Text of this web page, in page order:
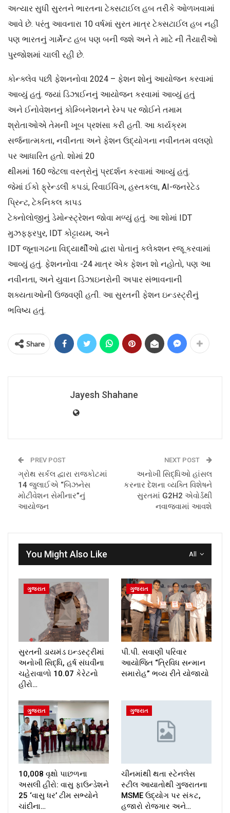
અત્યાર સુધી સુરતને ભારતના ટેક્સટાઈલ હબ તરીકે ઓળખવામાં
આવે છે. પરંતુ આવનારા 10 વર્ષમાં સુરત માત્ર ટેક્સટાઈલ હબ નહીં
પણ ભારતનું ગાર્મેન્ટ હબ પણ બની જશે અને તે માટે ની તૈયારીઓ
પુરજોશમાં ચાલી રહી છે.
કોન્ક્લેવ પછી ફેશનનોવા 2024 – ફેશન શોનું આયોજન કરવામાં
આવ્યું હતું. જ્યાં ડિઝાઈનનું આયોજન કરવામાં આવ્યું હતું
અને ઈનોવેશનનું કોમ્બિનેશનને રેમ્પ પર જોઈને તમામ
શ્રોતાઓએ તેમની ખૂબ પ્રશંસા કરી હતી. આ કાર્યક્રમ
સર્જનાત્મકતા, નવીનતા અને ફેશન ઉદ્યોગના નવીનતમ વલણો
પર આધારિત હતો. શોમાં 20
થીમમાં 160 જેટલા વસ્ત્રોનું પ્રદર્શન કરવામાં આવ્યું હતું.
જેમાં ઈકો ફ્રેન્ડલી કપડાં, રિવાઈવિંગ, હસ્તકલા, AI-જનરેટેડ
પ્રિન્ટ, ટેકનિકલ કાપડ
ટેક્નોલોજીનું ડેમોન્સ્ટ્રેશન જોવા મળ્યું હતું. આ શોમાં IDT
મુઝફ્ફરપુર, IDT કોટ્ટાયમ, અને
IDT જૂનાગઢના વિદ્યાર્થીઓ દ્વારા પોતાનું કલેક્શન રજૂ કરવામાં
આવ્યું હતું. ફેશનનોવા -24 માત્ર એક ફેશન શો નહોતો, પણ આ
નવીનતા, અને યુવાન ડિઝાઇનરોની અપાર સંભાવનાની
શક્યતાઓની ઉજવણી હતી. આ સુરતની ફેશન ઇન્ડસ્ટ્રીનું
ભવિષ્ય હતું.
Share
Jayesh Shahane
PREV POST
ગ્રોથ સર્કલ દ્વારા રાજકોટમાં
14 જુલાઈએ “બિઝનેસ
મોટીવેશન સેમીનાર”નું
આયોજન
NEXT POST
અનોખી સિદ્ધિઓ હાંસલ
કરનાર દેશના વ્યક્તિ વિશેષને
સુરતમાં G2H2 એવોર્ડથી
નવાજવામાં આવશે
All
You Might Also Like
ગુજરાત
સુરતની ડાયમંડ ઇન્ડસ્ટ્રીમાં
અનોખી સિદ્ધિ, હર્ષ સંઘવીના
ચહેરાવાળો 10.07 કેરેટનો
હીરો…
ગુજરાત
પી.પી. સવાણી પરિવાર
આયોજિત “ત્રિવિધ સન્માન
સમારોહ” ભવ્ય રીતે યોજાયો
ગુજરાત
10,008 વૃક્ષો પાછળના
અસલી હીરો: વાસુ ફાઉન્ડેશને
25 ‘વાસુ ધર’ ટીમ સભ્યોને
ચાંદીના…
ગુજરાત
ચીનમાંથી થતા સ્ટેનલેસ
સ્ટીલ આયાતોથી ગુજરાતના
MSME ઉદ્યોગ પર સંકટ,
હજારો રોજગાર અને…